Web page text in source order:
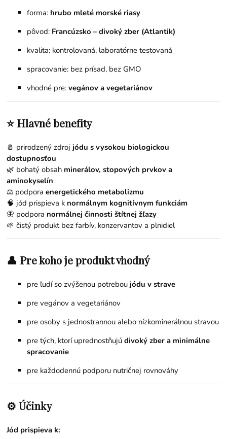
forma: hrubo mleté morské riasy
pôvod: Francúzsko – divoký zber (Atlantik)
kvalita: kontrolovaná, laboratórne testovaná
spracovanie: bez prísad, bez GMO
vhodné pre:vegánov a vegetariánov
⭐ Hlavné benefity
🧂 prirodzený zdroj jódu s vysokou biologickou
dostupnosťou
🌿 bohatý obsah minerálov, stopových prvkov a
aminokyselín
⚖️ podporaenergetického metabolizmu
🧠 jód prispieva k normálnym kognitívnym funkciám
🦋 podpora normálnej činnosti štítnej žľazy
🌱 čistý produkt bez farbív, konzervantov a plnidiel
👤 Pre koho je produkt vhodný
pre ľudí so zvýšenou potrebou jódu v strave
pre vegánov a vegetariánov
pre osoby s jednostrannou alebo nízkominerálnou stravou
pre tých, ktorí uprednostňujúdivoký zber a minimálne
spracovanie
pre každodennú podporu nutričnej rovnováhy
⚙️ Účinky
Jód prispieva k: